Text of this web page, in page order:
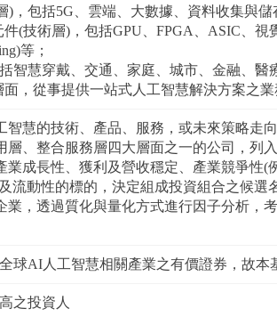
)，包括5G、雲端、大數據、資料收集與儲
(技術層)，包括GPU、FPGA、ASIC、視
等；
智慧穿戴、交通、家庭、城市、金融、醫
，從事提供一站式人工智慧解決方案之
智慧的技術、產品、服務，或未來策略走
層、整合服務層四大層面之一的公司，列
業成長性、獲利及營收穩定、產業競爭性(
流動性的標的，決定組成投資組合之候選
業，透過質化與量化方式進行因子分析，
球AI人工智慧相關產業之有價證券，故本
之投資人